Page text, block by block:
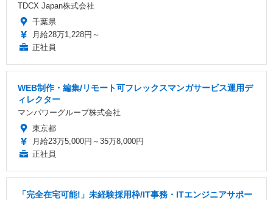
TDCX Japan株式会社
千葉県
月給28万1,228円～
正社員
WEB制作・編集/リモート可フレックスマンガサービス運用デ
ィレクター
マンパワーグループ株式会社
東京都
月給23万5,000円～35万8,000円
正社員
「完全在宅可能!」未経験採用枠/IT事務・ITエンジニアサポー